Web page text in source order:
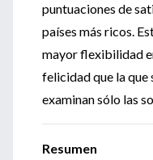
puntuaciones de
países más ricos.
mayor flexibilidad
felicidad que la que
examinan sólo las
Resumen